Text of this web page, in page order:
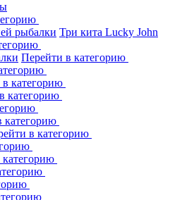
рыбалки Три кита Lucky John
Перейти в категорию
категорию
категорию
категорию
в категорию